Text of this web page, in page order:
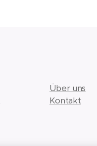
Über uns
Kontakt